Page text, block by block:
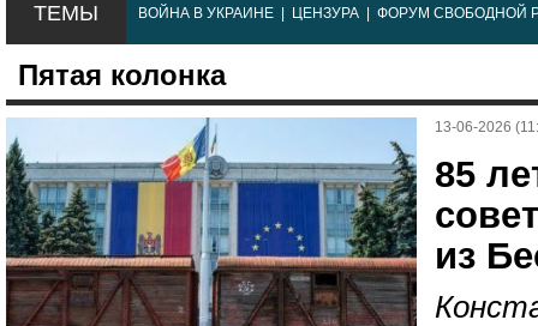
ТЕМЫ ВОЙНА В УКРАИНЕ ЦЕНЗУРА ФОРУМ СВОБОДНОЙ
Пятая колонка
13-06-2026
85
из